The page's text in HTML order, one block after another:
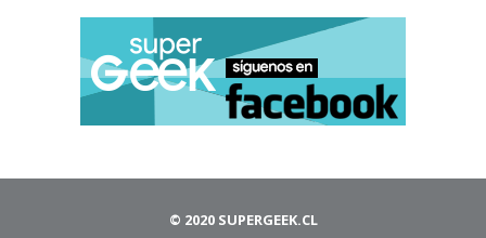
© 2020 SUPERGEEK.CL